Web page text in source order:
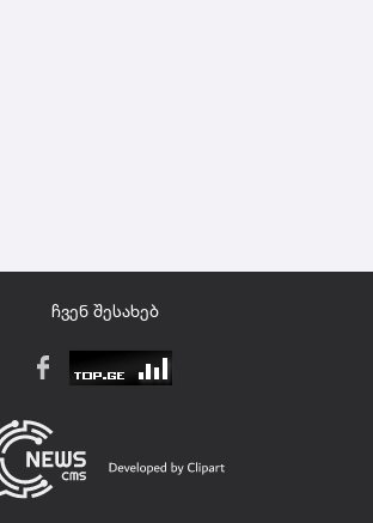
ჩვენ შესახებ